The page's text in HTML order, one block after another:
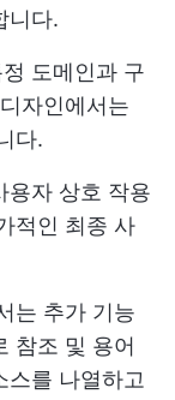
니다.
도메인과 구
자인에서는
다.
용자 상호 작용
적인 최종 사
는 추가 기능
참조 및 용어
스를 나열하고